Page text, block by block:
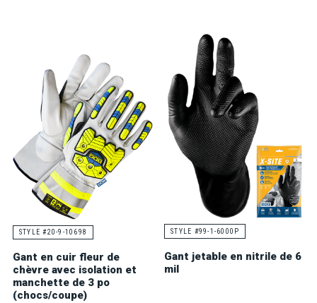
STYLE #20-9-10698
Gant en cuir fleur de
chèvre avec isolation et
manchette de 3 po
(chocs/coupe)
STYLE #99-1-6000P
Gant jetable en nitrile de 6
mil